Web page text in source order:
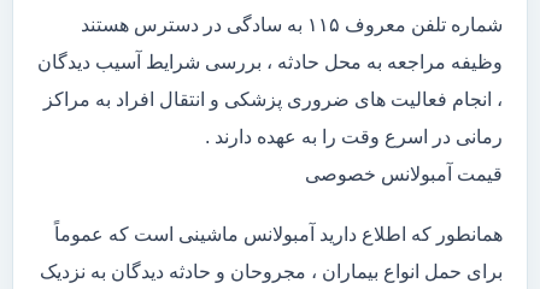
شماره تلفن معروف ۱۱۵ به سادگی در دسترس هستند
وظیفه مراجعه به محل حادثه ، بررسی شرایط آسیب دیدگان
، انجام فعالیت های ضروری پزشکی و انتقال افراد به مراکز
رمانی در اسرع وقت را به عهده دارند .
قیمت آمبولانس خصوصی
همانطور که اطلاع دارید آمبولانس ماشینی است که عموماً
برای حمل انواع بیماران ، مجروحان و حادثه دیدگان به نزدیک